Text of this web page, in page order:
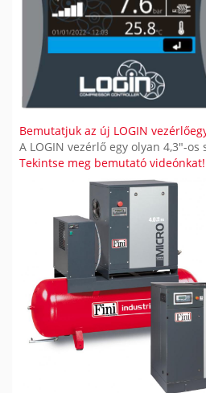
Bemutatjuk az új LOGIN
A LOGIN vezérlő egy olyan 4,3"-
Tekintse meg bemutató videónkat!